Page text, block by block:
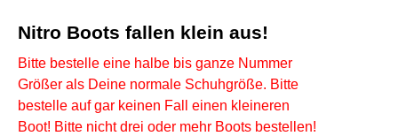
Nitro Boots fallen klein aus!
Bitte bestelle eine halbe bis ganze Nummer
Größer als Deine normale Schuhgröße. Bitte
bestelle auf gar keinen Fall einen kleineren
Boot! Bitte nicht drei oder mehr Boots bestellen!